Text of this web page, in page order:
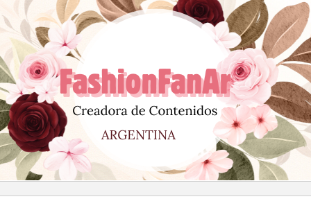
al
contenido